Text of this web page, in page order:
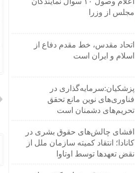
مجلس از وزرا
اتحاد مقدس، خط مقدم دفاع از
اسلام و ایران است
پزشکیان:سرمایه‌گذاری در
فناوری‌های نوین مانع تحقق
تحریم‌های دشمنان است
افشای چالش‌های حقوق بشری در
کانادا؛ انتقاد کمیته سازمان ملل از
نقض تعهد‌ها توسط اوتاوا